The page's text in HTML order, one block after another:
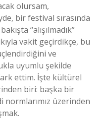
olursam,
bir festival sırasında
“alışılmadık”
vakit geçirdikçe, bu
ve
uyumlu şekilde
ettim. İşte kültürel
biri: başka bir
normlarımız üzerinden